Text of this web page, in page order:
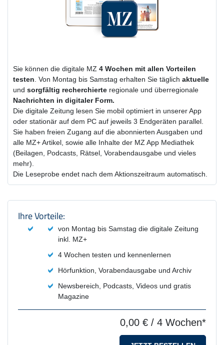
Sie können die digitale MZ 4 Wochen mit allen Vorteilen
testen. Von Montag bis Samstag erhalten Sie täglich aktuelle
und sorgfältig recherchierte regionale und überregionale
Nachrichten in digitaler Form.
Die digitale Zeitung lesen Sie mobil optimiert in unserer App
oder stationär auf dem PC auf jeweils 3 Endgeräten parallel.
Sie haben freien Zugang auf die abonnierten Ausgaben und
alle MZ+ Artikel, sowie alle Inhalte der MZ App Mediathek
(Beilagen, Podcasts, Rätsel, Vorabendausgabe und vieles
mehr).
Die Leseprobe endet nach dem Aktionszeitraum automatisch.
Produktzusammenfassung und
Ihre Vorteile:
von Montag bis Samstag die digitale Zeitung
inkl. MZ+
4 Wochen testen und kennenlernen
Hörfunktion, Vorabendausgabe und Archiv
Newsbereich, Podcasts, Videos und gratis
Magazine
0,00 € / 4 Wochen*